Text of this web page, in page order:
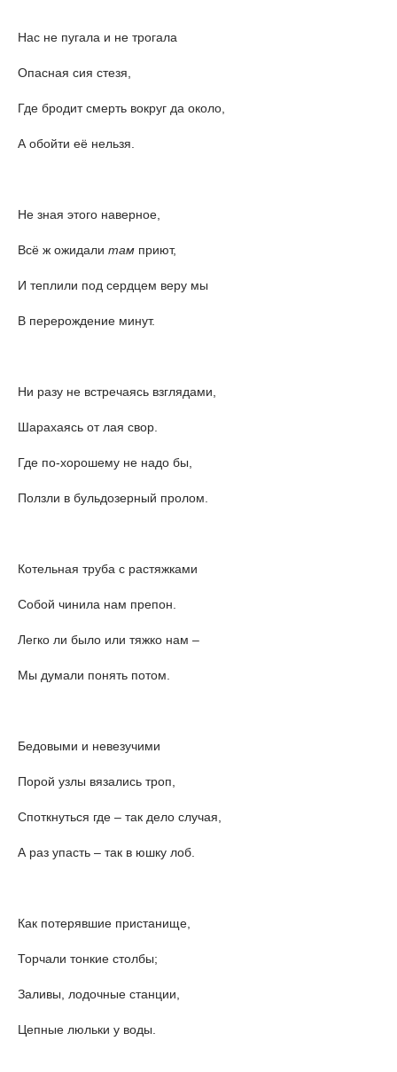
Нас не пугала и не трогала
Опасная сия стезя,
Где бродит смерть вокруг да около,
А обойти её нельзя.
Не зная этого наверное,
Всё ж ожидали там приют,
И теплили под сердцем веру мы
В перерождение минут.
Ни разу не встречаясь взглядами,
Шарахаясь от лая свор.
Где по-хорошему не надо бы,
Ползли в бульдозерный пролом.
Котельная труба с растяжками
Собой чинила нам препон.
Легко ли было или тяжко нам –
Мы думали понять потом.
Бедовыми и невезучими
Порой узлы вязались троп,
Споткнуться где – так дело случая,
А раз упасть – так в юшку лоб.
Как потерявшие пристанище,
Торчали тонкие столбы;
Заливы, лодочные станции,
Цепные люльки у воды.